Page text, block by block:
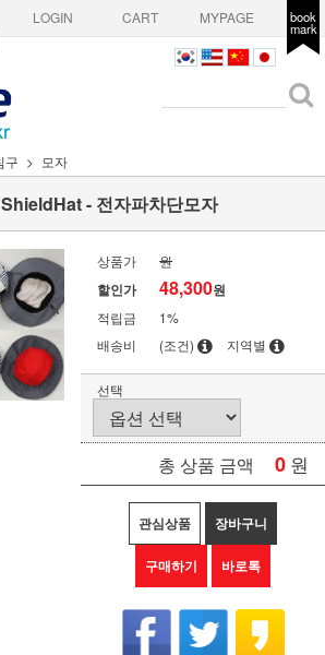
LOGIN CART MYPAGE book
mark
구 모자
- 전자파차단모자
상품가 원
할인가 48,300원
적립금
1%
배송비
(조건) 지역별
선택
총 상품 금액 0 원
관심상품 장바구니
구매하기 바로톡